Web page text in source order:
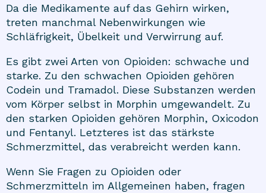
Da die Medikamente auf das Gehirn wirken,
treten manchmal Nebenwirkungen wie
Schläfrigkeit, Übelkeit und Verwirrung auf.
Es gibt zwei Arten von Opioiden: schwache und
starke. Zu den schwachen Opioiden gehören
Codein und Tramadol. Diese Substanzen werden
vom Körper selbst in Morphin umgewandelt. Zu
den starken Opioiden gehören Morphin, Oxicodon
und Fentanyl. Letzteres ist das stärkste
Schmerzmittel, das verabreicht werden kann.
Wenn Sie Fragen zu Opioiden oder
Schmerzmitteln im Allgemeinen haben, fragen